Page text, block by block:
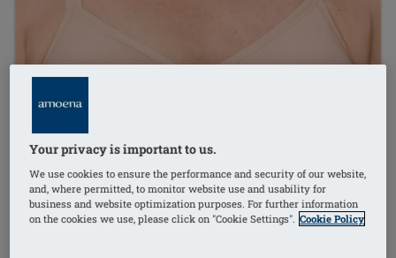
Your privacy is important to us.
We use cookies to ensure the performance and security of our website,
and, where permitted, to monitor website use and usability for
business and website optimization purposes. For further information
on the cookies we use, please click on "Cookie Settings". Cookie Policy